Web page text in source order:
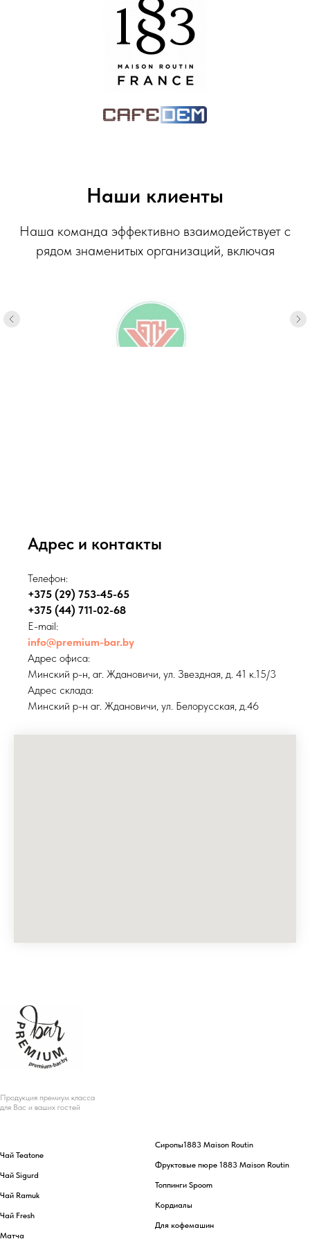
Наши клиенты
Наша команда эффективно взаимодействует с
рядом знаменитых организаций, включая
Адрес и контакты
Телефон:
+375 (29) 753-45-65
+375 (44) 711-02-68
E-mail:
info@premium-bar.by
Адрес офиса:
Минский р-н, аг. Ждановичи, ул. Звездная, д. 41 к.15/3
Адрес склада:
Минский р-н аг. Ждановичи, ул. Белорусская, д.46
Продукция премиум класса
для Вас и ваших гостей
Чай Teatone
Чай Sigurd
Чай Ramuk
Чай Fresh
Матча
Сиропы1883 Maison Routin
Фруктовые пюре 1883 Maison Routin
Топпинги Spoom
Кордиалы
Для кофемашин